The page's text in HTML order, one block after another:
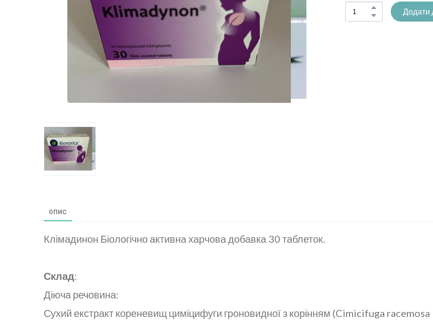
Додати
ОПИС
Клімадинон Біологічно активна харчова добавка 30 таблеток.
Склад:
Діюча речовина:
Сухий екстракт кореневищ циміцифуги гроновидної з корінням (Cimicifuga